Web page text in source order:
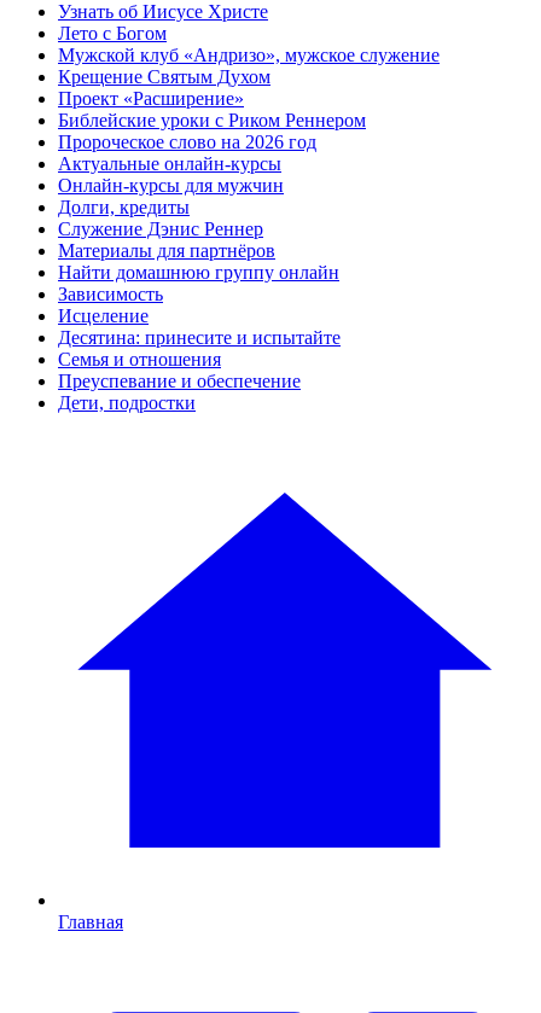
Узнать об Иисусе Христе
Лето с Богом
Мужской клуб «Андризо», мужское служение
Крещение Святым Духом
Проект «Расширение»
Библейские уроки с Риком Реннером
Пророческое слово на 2026 год
Актуальные онлайн-курсы
Онлайн-курсы для мужчин
Долги, кредиты
Служение Дэнис Реннер
Материалы для партнёров
Найти домашнюю группу онлайн
Зависимость
Исцеление
Десятина: принесите и испытайте
Семья и отношения
Преуспевание и обеспечение
Дети, подростки
Главная